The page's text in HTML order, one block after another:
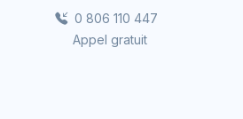
0 806 110 447
Appel gratuit